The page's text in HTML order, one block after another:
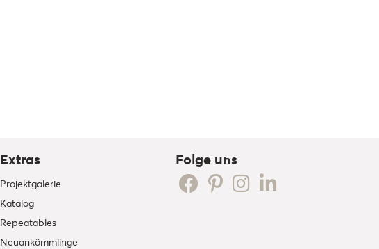
Extras
Projektgalerie
Katalog
Repeatables
Neuankömmlinge
Folge uns